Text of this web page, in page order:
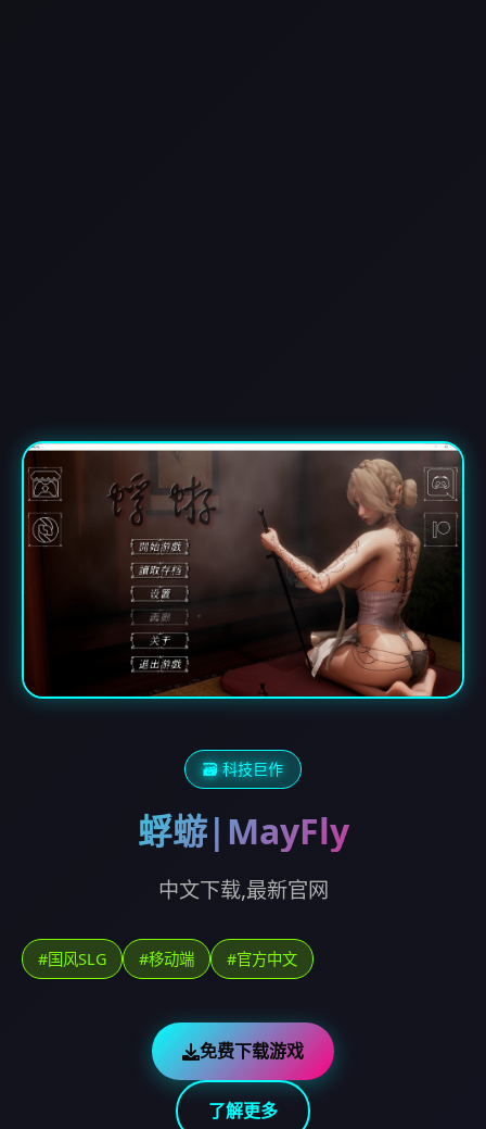
🗃️ 科技巨作
蜉蝣|MayFly
中文下载,最新官网
#国风SLG #移动端 #官方中文
免费下载游戏
了解更多